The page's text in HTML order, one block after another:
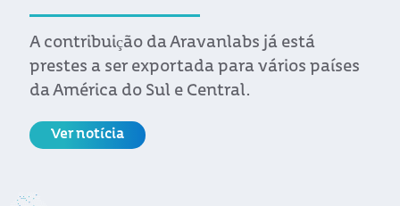
A contribuição da Aravanlabs já está
prestes a ser exportada para vários países
da América do Sul e Central.
Ver notícia